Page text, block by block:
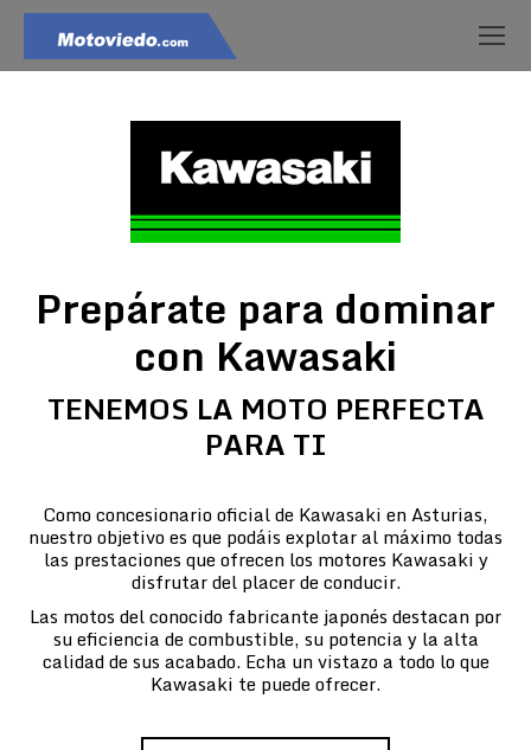
Prepárate para dominar
con Kawasaki
TENEMOS LA MOTO PERFECTA
PARA TI
Como concesionario oficial de Kawasaki en Asturias,
nuestro objetivo es que podáis explotar al máximo todas
las prestaciones que ofrecen los motores Kawasaki y
disfrutar del placer de conducir.
Las motos del conocido fabricante japonés destacan por
su eficiencia de combustible, su potencia y la alta
calidad de sus acabado. Echa un vistazo a todo lo que
Kawasaki te puede ofrecer.